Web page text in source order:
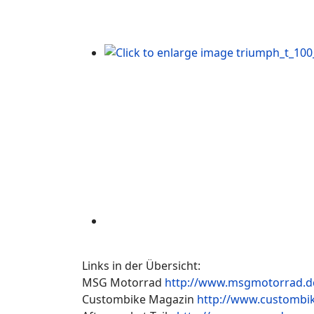
Links in der Übersicht:
MSG Motorrad http://
Custombike Magazin http://